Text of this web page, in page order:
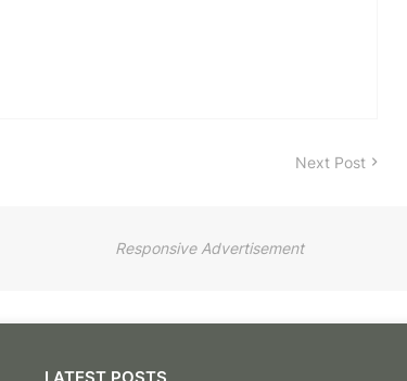
Next Post
Responsive Advertisement